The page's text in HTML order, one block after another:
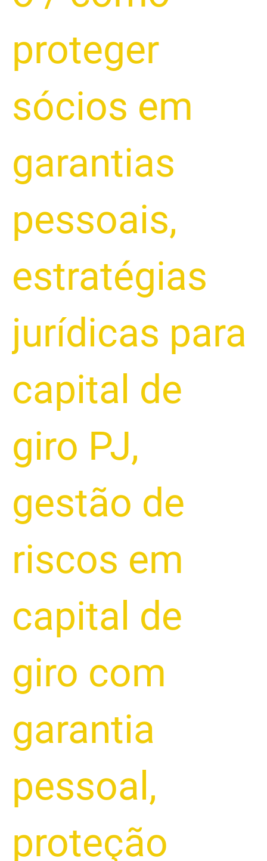
proteger
sócios em
garantias
pessoais,
estratégias
jurídicas para
capital de
giro PJ,
gestão de
riscos em
capital de
giro com
garantia
pessoal ,
proteção